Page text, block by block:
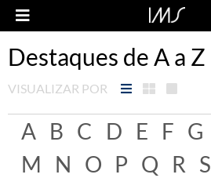
Destaques de A a Z
VISUALIZAR POR
A B C D E F G
M
N O P Q R S